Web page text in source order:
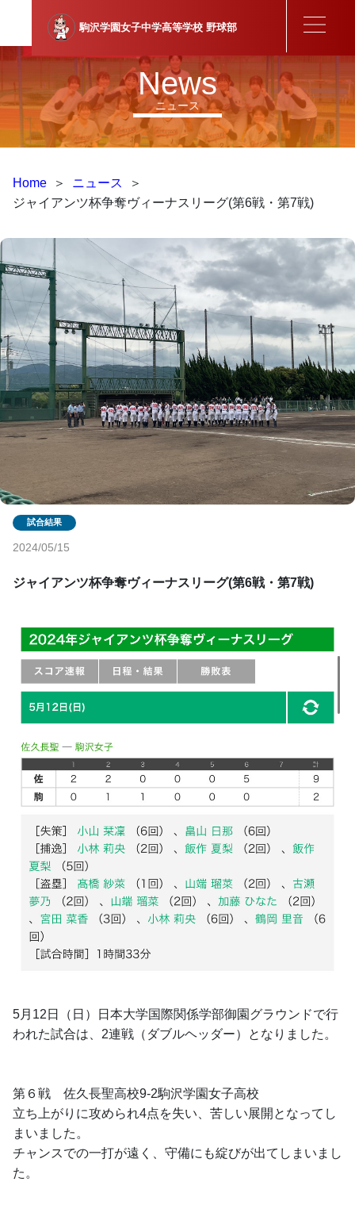
駒沢学園女子中学高等学校 野球部
ニュース
News
Home ＞ ニュース
＞
ジャイアンツ杯争奪ヴィーナスリーグ(第6戦・第7戦)
2024/05/15
ジャイアンツ杯争奪ヴィーナスリーグ(第6戦・第7戦)
5月12日（日）日本大学国際関係学部御園グラウンドで行
われた試合は、2連戦（ダブルヘッダー）となりました。
第６戦　佐久長聖高校9-2駒沢学園女子高校
立ち上がりに攻められ4点を失い、苦しい展開となってし
まいました。
チャンスでの一打が遠く、守備にも綻びが出てしまいまし
た。